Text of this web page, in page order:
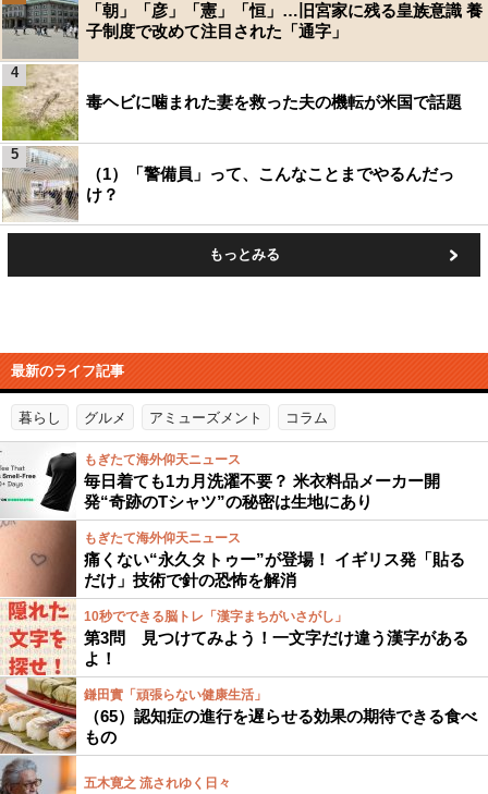
「朝」「彦」「憲」「恒」…旧宮家に残る皇族意識 養
子制度で改めて注目された「通字」
毒ヘビに噛まれた妻を救った夫の機転が米国で話題
4
（1）「警備員」って、こんなことまでやるんだっ
け？
5
もっとみる
最新のライフ記事
暮らし グルメ アミューズメント コラム
もぎたて海外仰天ニュース
毎日着ても1カ月洗濯不要？ 米衣料品メーカー開
発“奇跡のTシャツ”の秘密は生地にあり
もぎたて海外仰天ニュース
痛くない“永久タトゥー”が登場！ イギリス発「貼る
だけ」技術で針の恐怖を解消
10秒でできる脳トレ「漢字まちがいさがし」
第3問 見つけてみよう！一文字だけ違う漢字がある
よ！
鎌田實「頑張らない健康生活」
（65）認知症の進行を遅らせる効果の期待できる食べ
もの
五木寛之 流されゆく日々